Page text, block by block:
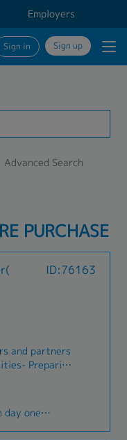
Employers
Sign in Sign up
Advanced Search
PURCHASE
ID:76163
and partners
Preparing
for solar
analyses for
analysis,
and
licenses-
one